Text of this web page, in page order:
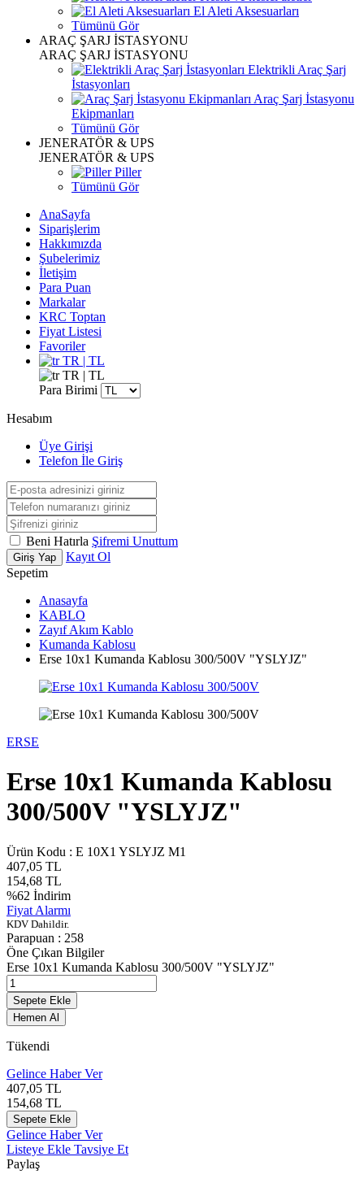
El Aleti Aksesuarları
Tümünü Gör
ARAÇ ŞARJ İSTASYONU
ARAÇ ŞARJ İSTASYONU
Elektrikli Araç Şarj
İstasyonları
Araç Şarj İstasyonu
Ekipmanları
Tümünü Gör
JENERATÖR & UPS
JENERATÖR & UPS
Piller
Tümünü Gör
AnaSayfa
Siparişlerim
Hakkımızda
Şubelerimiz
İletişim
Para Puan
Markalar
KRC Toptan
Fiyat Listesi
Favoriler
TR | TL
TR | TL
Para Birimi
Hesabım
Üye Girişi
Telefon İle Giriş
Beni Hatırla Şifremi Unuttum
Giriş Yap
Kayıt Ol
Sepetim
Anasayfa
KABLO
Zayıf Akım Kablo
Kumanda Kablosu
Erse 10x1 Kumanda Kablosu 300/500V "YSLYJZ"
ERSE
Erse 10x1 Kumanda Kablosu
300/500V "YSLYJZ"
Ürün Kodu : E 10X1 YSLYJZ M1
407,05 TL
154,68 TL
%62 İndirim
Fiyat Alarmı
KDV Dahildir.
Parapuan : 258
Öne Çıkan Bilgiler
Erse 10x1 Kumanda Kablosu 300/500V "YSLYJZ"
Sepete Ekle
Hemen Al
Tükendi
Gelince Haber Ver
407,05 TL
154,68 TL
Sepete Ekle
Gelince Haber Ver
Listeye Ekle Tavsiye Et
Paylaş